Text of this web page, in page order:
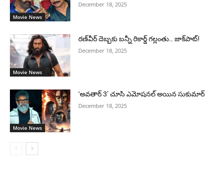
Movie News
December 18, 2025
Movie News
రణ్‌వీర్ దెబ్బకు బన్నీ రికార్డ్ గల్లంతు.. జాక్‌పాట్!
December 18, 2025
Movie News
‘అవతార్ 3’ చూసి ఎమోషనల్ అయిన సుకుమార్
December 18, 2025